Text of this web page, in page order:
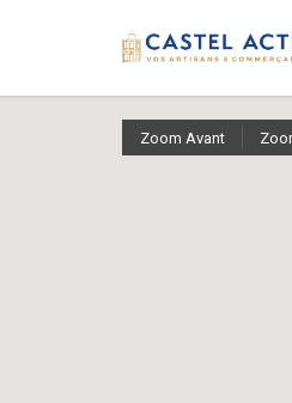
Zoom Avant